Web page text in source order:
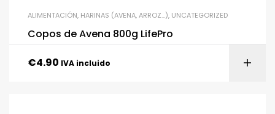
ALIMENTACIÓN, HARINAS (AVENA, ARROZ…), UNCATEGORIZED
Copos de Avena 800g LifePro
€4.90 IVA incluido